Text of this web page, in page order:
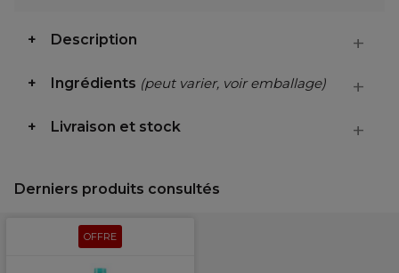
Description
Ingrédients (peut varier, voir emballage)
Livraison et stock
Derniers produits consultés
OFFRE